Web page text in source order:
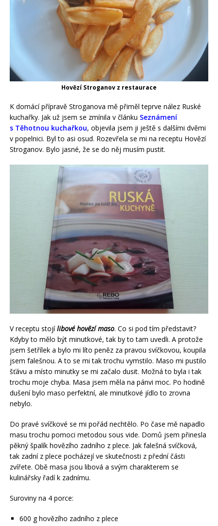
Hovězí Stroganov z restaurace
K domácí přípravě Stroganova mě přiměl teprve nález Ruské
kuchařky. Jak už jsem se zmínila v článku Seznámení
s Těhotnou kuchařkou, objevila jsem ji ještě s dalšími dvěmi
v popelnici. Byl to asi osud. Rozevřela se mi na receptu Hovězí
Stroganov. Bylo jasné, že se do něj musím pustit.
V receptu stojílibové hovězí maso. Co si pod tím představit?
Kdyby to mělo být minutkové, tak by to tam uvedli. A protože
jsem šetřílek a bylo mi líto peněz za pravou svíčkovou, koupila
jsem falešnou. A to se mi tak trochu vymstilo. Maso mi pustilo
šťávu a místo minutky se mi začalo dusit. Možná to byla i tak
trochu moje chyba. Masa jsem měla na pánvi moc. Po hodině
dušení bylo maso perfektní, ale minutkové jídlo to zrovna
nebylo.
Do pravé svíčkové se mi pořád nechtělo. Po čase mě napadlo
masu trochu pomoci metodou sous vide. Domů jsem přinesla
pěkný špalík hovězího zadního z plece. Jak falešná svíčková,
tak zadní z plece pocházejí ve skutečnosti z přední části
zvířete. Obě masa jsou libová a svým charakterem se
kulinářsky řadí k zadnímu.
Suroviny na 4 porce:
600 g hovězího zadního z plece